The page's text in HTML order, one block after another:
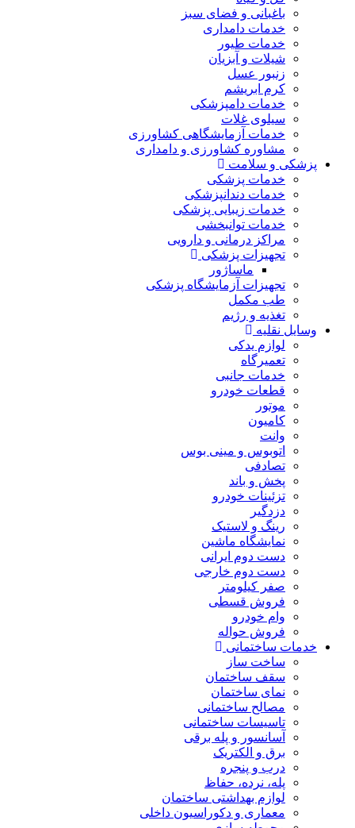
باغبانی و فضای سبز
خدمات دامداری
خدمات طیور
شیلات و آبزیان
زنبور عسل
کرم ابریشم
خدمات دامپزشکی
سیلوی غلات
خدمات آزمایشگاهی کشاورزی
مشاوره کشاورزی و دامداری
پزشکی و سلامت
خدمات پزشکی
خدمات دندانپزشکی
خدمات زیبایی پزشکی
خدمات توانبخشی
مراکز درمانی و دارویی
تجهیزات پزشکی
ماساژور
تجهیزات آزمایشگاه پزشکی
طب مکمل
تغذیه و رژیم
وسایل نقلیه
لوازم یدکی
تعمیرگاه
خدمات جانبی
قطعات خودرو
موتور
کامیون
وانت
اتوبوس و مینی بوس
تصادفی
پخش و باند
تزئینات خودرو
دزدگیر
رینگ و لاستیک
نمایشگاه ماشین
دست دوم ایرانی
دست دوم خارجی
صفر کیلومتر
فروش قسطی
وام خودرو
فروش حواله
خدمات ساختمانی
ساخت ساز
سقف ساختمان
نمای ساختمان
مصالح ساختمانی
تاسیسات ساختمانی
آسانسور و پله برقی
برق و الکتریک
درب و پنجره
پله، نرده، حفاظ
لوازم بهداشتی ساختمان
معماری و دکوراسیون داخلی